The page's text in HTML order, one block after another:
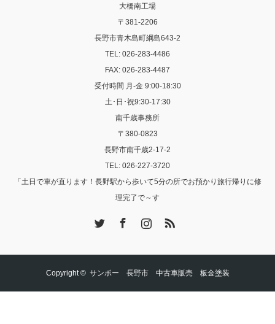
大橋南工場
〒381-2206
長野市青木島町綱島643-2
TEL: 026-283-4486
FAX: 026-283-4487
受付時間 月-金 9:00-18:30
土･日･祝9:30-17:30
南千歳事務所
〒380-0823
長野市南千歳2-17-2
TEL: 026-227-3720
「土日で車が直ります！長野駅から歩いて5分の所でお預かり旅行帰りに修
理完了で～す
Copyright © サンポー 長野市 中古車販売 板金塗装